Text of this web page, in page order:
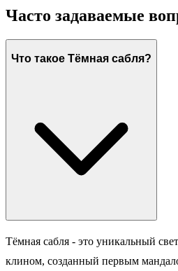
Часто задаваемые
Что такое Тёмная сабля?
Тёмная сабля - это уникальный
клином, созданный первым